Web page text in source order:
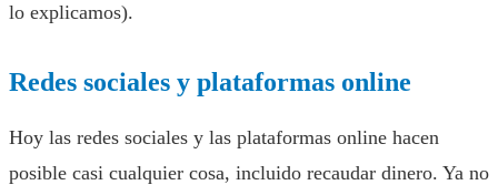
lo explicamos).
Redes sociales y plataformas online
Hoy las redes sociales y las plataformas online hacen
posible casi cualquier cosa, incluido recaudar dinero. Ya no